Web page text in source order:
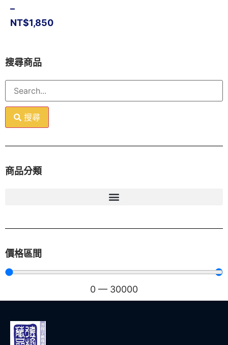
搜尋商品
搜尋
商品分類
價格區間
0 — 30000
NT$1,850
–